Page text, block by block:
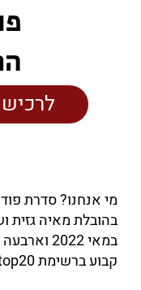
מי אנחנו? סדרת
בהובלת מאיה גזית
במאי
קבוע ברשימת top20 של ספוטיפיי ישראל.